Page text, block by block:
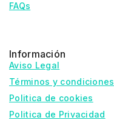
FAQs
Información
Aviso Legal
Términos y condiciones
Politica de cookies
Politica de Privacidad